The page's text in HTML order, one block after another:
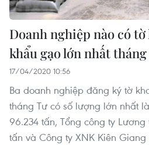
Doanh nghiệp nào có
khẩu gạo lớn nhất tháng
17/04/2020 10:56
Ba doanh nghiệp đăng ký tờ
tháng Tư có số lượng lớn nhất
96.234 tấn, Tổng công ty
tấn và Công ty XNK Kiên Giang